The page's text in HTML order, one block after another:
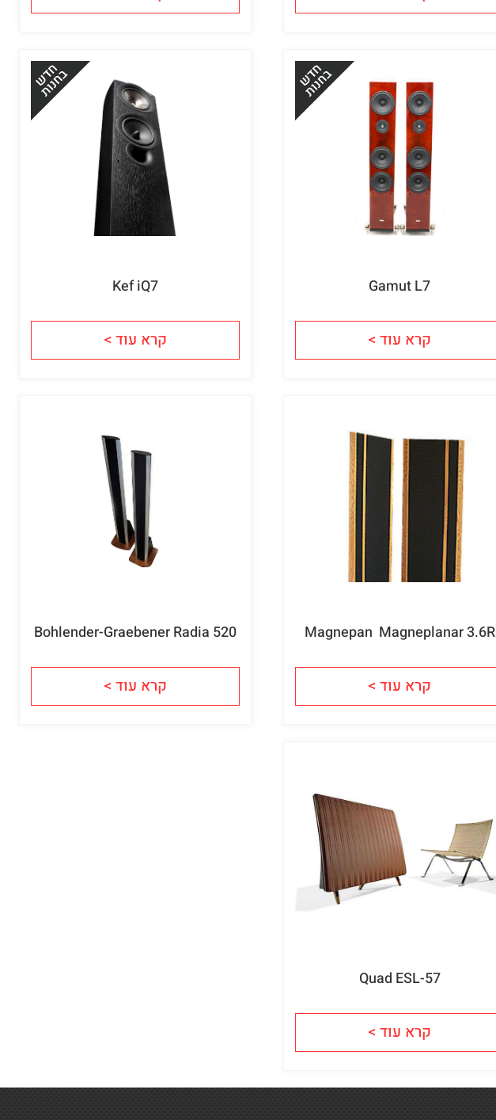
Gamut L7
קרא עוד >
Kef iQ7
קרא עוד >
Magnepan  Magneplanar 3.6R
קרא עוד >
Bohlender-Graebener Radia 520
קרא עוד >
Quad ESL-57
קרא עוד >